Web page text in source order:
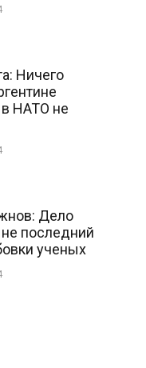
Ничего
в НАТО не
Дело
последний
ученых